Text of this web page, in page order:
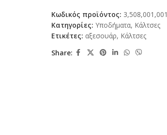
Κωδικός προϊόντος: 3,508,001,001
Κατηγορίες: Υποδήματα, Κάλτσες
Ετικέτες: αξεσουάρ, Κάλτσες
Share: